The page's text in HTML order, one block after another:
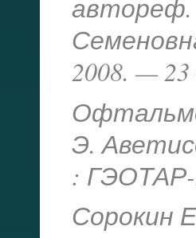
автореф.
2008. — 23
Э.
:
Сорокин